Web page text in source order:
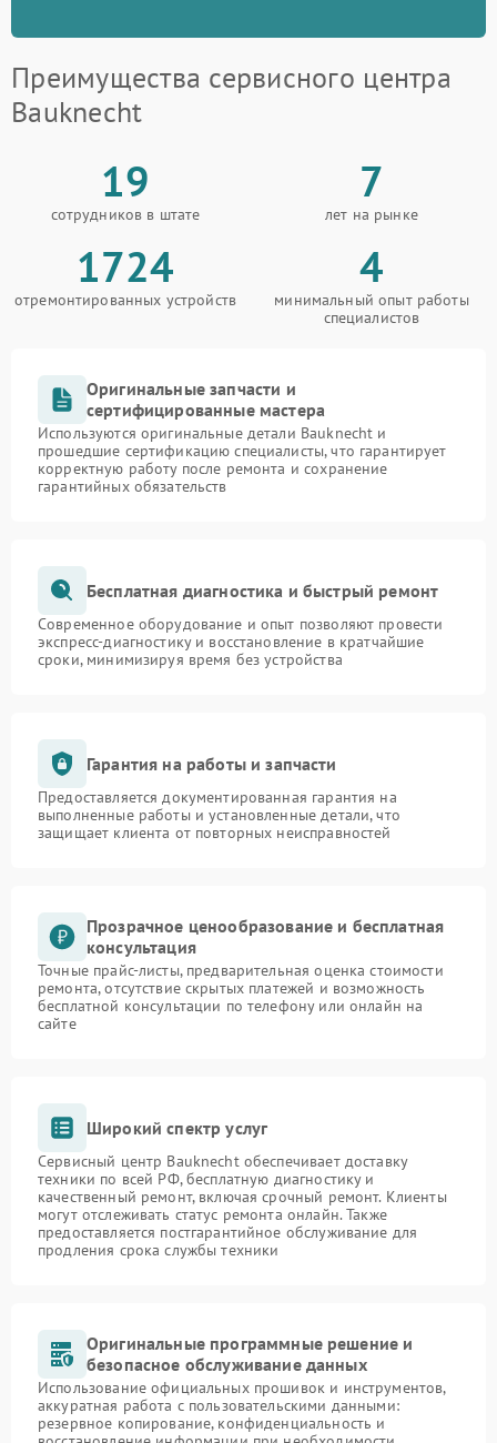
Преимущества сервисного центра
Bauknecht
19
сотрудников в штате
7
лет на рынке
1724
отремонтированных устройств
4
минимальный опыт работы
специалистов
Оригинальные запчасти и
сертифицированные мастера
Используются оригинальные детали Bauknecht и
прошедшие сертификацию специалисты, что гарантирует
корректную работу после ремонта и сохранение
гарантийных обязательств
Бесплатная диагностика и быстрый ремонт
Современное оборудование и опыт позволяют провести
экспресс-диагностику и восстановление в кратчайшие
сроки, минимизируя время без устройства
Гарантия на работы и запчасти
Предоставляется документированная гарантия на
выполненные работы и установленные детали, что
защищает клиента от повторных неисправностей
Прозрачное ценообразование и бесплатная
консультация
Точные прайс-листы, предварительная оценка стоимости
ремонта, отсутствие скрытых платежей и возможность
бесплатной консультации по телефону или онлайн на
сайте
Широкий спектр услуг
Сервисный центр Bauknecht обеспечивает доставку
техники по всей РФ, бесплатную диагностику и
качественный ремонт, включая срочный ремонт. Клиенты
могут отслеживать статус ремонта онлайн. Также
предоставляется постгарантийное обслуживание для
продления срока службы техники
Оригинальные программные решение и
безопасное обслуживание данных
Использование официальных прошивок и инструментов,
аккуратная работа с пользовательскими данными:
резервное копирование, конфиденциальность и